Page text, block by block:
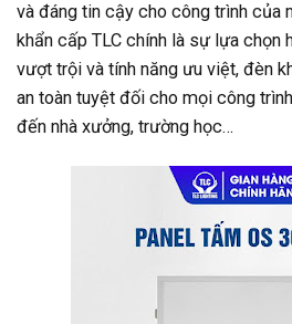
và đáng tin cậy cho công trình của
khẩn cấp TLC chính là sự lựa chọn
vượt trội và tính năng ưu việt, đèn
an toàn tuyệt đối cho mọi công
đến nhà xưởng, trường học…